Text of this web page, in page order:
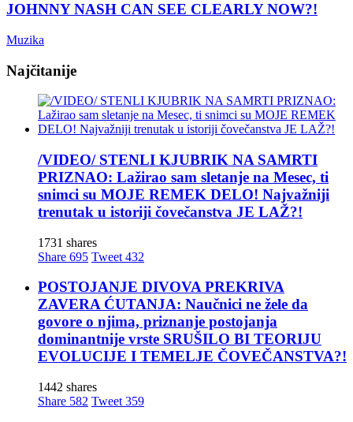
JOHNNY NASH CAN SEE CLEARLY NOW?!
Muzika
Najčitanije
/VIDEO/ STENLI KJUBRIK NA SAMRTI
PRIZNAO: Lažirao sam sletanje na Mesec, ti
snimci su MOJE REMEK DELO! Najvažniji
trenutak u istoriji čovečanstva JE LAŽ?!
1731 shares
Share 695 Tweet 432
POSTOJANJE DIVOVA PREKRIVA
ZAVERA ĆUTANJA: Naučnici ne žele da
govore o njima, priznanje postojanja
dominantnije vrste SRUŠILO BI TEORIJU
EVOLUCIJE I TEMELJE ČOVEČANSTVA?!
1442 shares
Share 582 Tweet 359